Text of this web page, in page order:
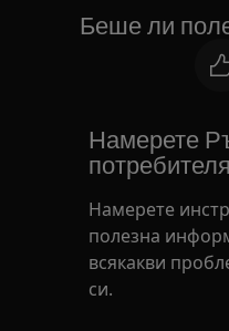
Беше ли
Намерете
потребителя
Намерете
полезна
всякакви
си.